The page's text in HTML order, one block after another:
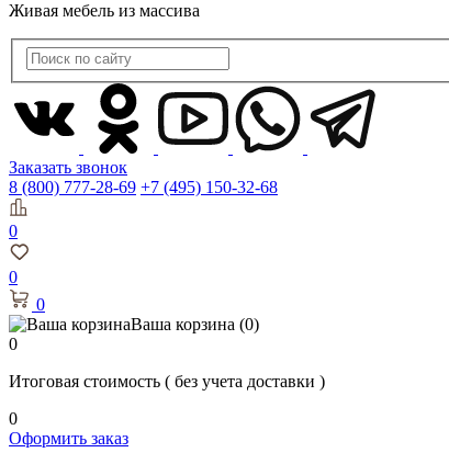
Живая мебель из массива
Заказать звонок
8 (800) 777-28-69 +7 (495) 150-32-68
0
0
0
Ваша корзина (0)
0
Итоговая стоимость ( без учета доставки )
0
Оформить заказ